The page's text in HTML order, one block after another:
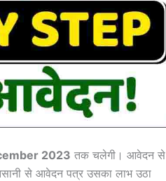
2023 तक चलेगी। आवेदन से
से आवेदन पत्र उसका लाभ उठा